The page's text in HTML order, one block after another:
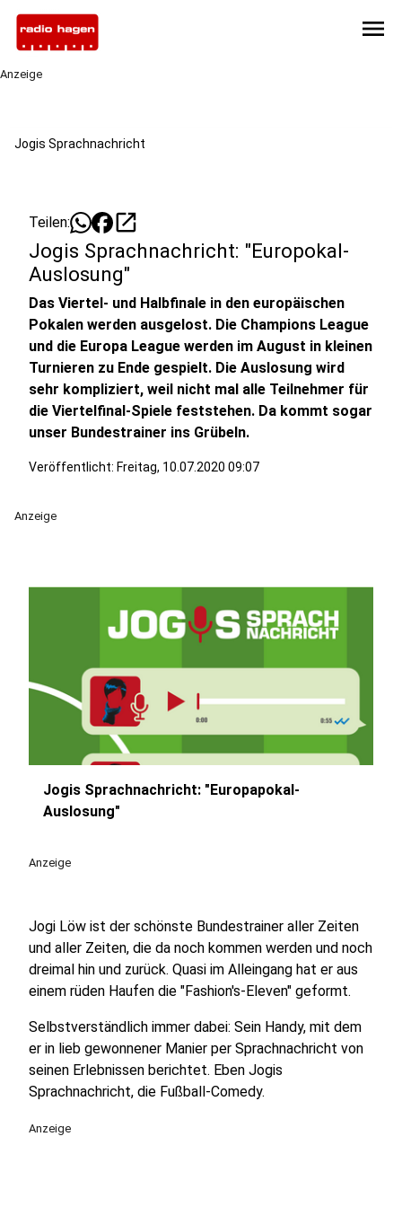
menu
Anzeige
Jogis Sprachnachricht
Teilen: open_in_new
Jogis Sprachnachricht: "Europokal-
Auslosung"
Das Viertel- und Halbfinale in den europäischen
Pokalen werden ausgelost. Die Champions League
und die Europa League werden im August in kleinen
Turnieren zu Ende gespielt. Die Auslosung wird
sehr kompliziert, weil nicht mal alle Teilnehmer für
die Viertelfinal-Spiele feststehen. Da kommt sogar
unser Bundestrainer ins Grübeln.
Veröffentlicht: Freitag, 10.07.2020 09:07
Anzeige
Jogis Sprachnachricht: "Europapokal-
Auslosung"
Anzeige
Jogi Löw ist der schönste Bundestrainer aller Zeiten
und aller Zeiten, die da noch kommen werden und noch
dreimal hin und zurück. Quasi im Alleingang hat er aus
einem rüden Haufen die "Fashion's-Eleven" geformt.
Selbstverständlich immer dabei: Sein Handy, mit dem
er in lieb gewonnener Manier per Sprachnachricht von
seinen Erlebnissen berichtet. Eben Jogis
Sprachnachricht, die Fußball-Comedy.
Anzeige